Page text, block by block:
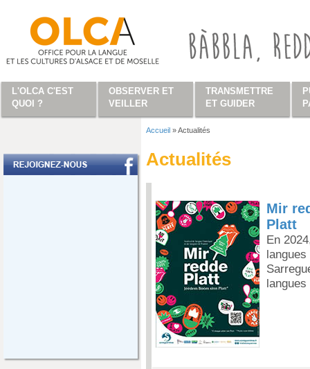
Accueil »Actualités
Actualités
Mir
Platt
En
langues
L'OLCA C'EST
QUOI ?
OBSERVER ET
VEILLER
TRANSMETTRE
ET GUIDER